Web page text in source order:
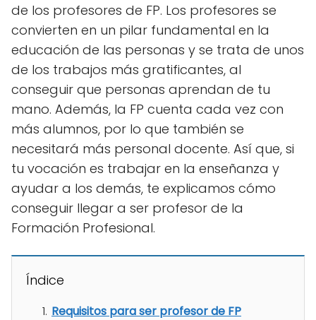
de los profesores de FP. Los profesores se
convierten en un pilar fundamental en la
educación de las personas y se trata de unos
de los trabajos más gratificantes, al
conseguir que personas aprendan de tu
mano. Además, la FP cuenta cada vez con
más alumnos, por lo que también se
necesitará más personal docente. Así que, si
tu vocación es trabajar en la enseñanza y
ayudar a los demás, te explicamos cómo
conseguir llegar a ser profesor de la
Formación Profesional.
Índice
Requisitos para ser profesor de FP